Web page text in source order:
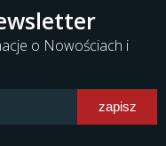
o Nowościach i
zapisz